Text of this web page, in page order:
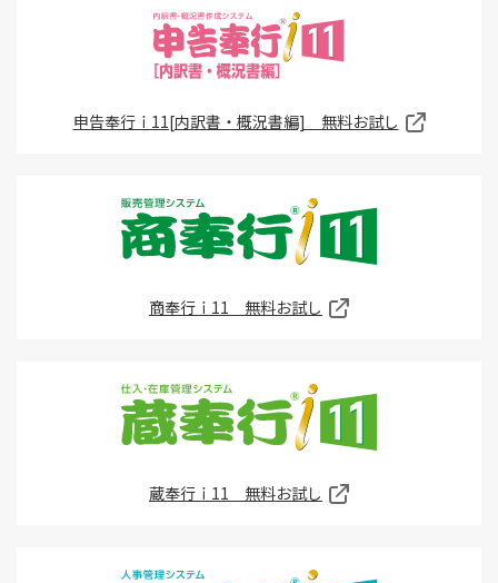
申告奉行ｉ11[内訳書・概況書編] 無料お試し
商奉行ｉ11 無料お試し
蔵奉行ｉ11 無料お試し